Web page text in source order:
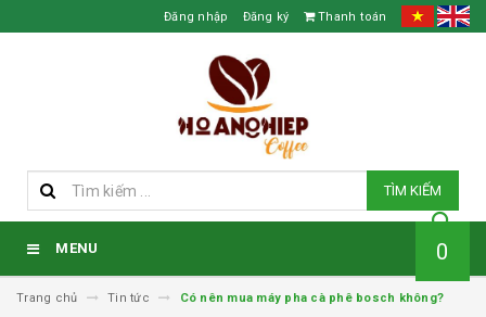
Đăng nhập Đăng ký Thanh toán
TÌM KIẾM
MENU 0
Trang chủ Tin tức Có nên mua máy pha cà phê bosch không?